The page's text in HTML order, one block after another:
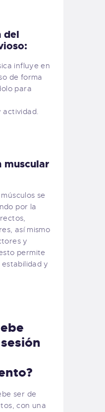
del
influye en
de forma
para
actividad.
muscular
se
por la
así mismo
y
permite
y
ser de
con una